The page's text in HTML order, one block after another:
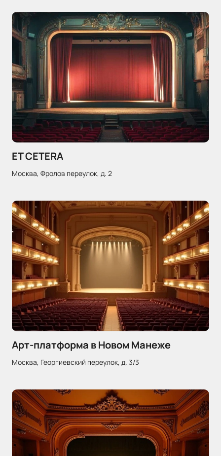
ET CETERA
Москва, Фролов переулок, д. 2
Арт-платформа в Новом Манеже
Москва, Георгиевский переулок, д. 3/3